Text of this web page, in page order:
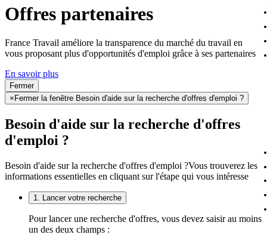
Offres partenaires
France Travail améliore la transparence du marché du travail en
vous proposant plus d'opportunités d'emploi grâce à ses partenaires
En savoir plus
Fermer
× Fermer la fenêtre Besoin d'aide sur la recherche d'offres d'emploi ?
Besoin d'aide sur la recherche d'offres
d'emploi ?
Besoin d'aide sur la recherche d'offres d'emploi ?Vous trouverez les
informations essentielles en cliquant sur l'étape qui vous intéresse
1. Lancer votre recherche
Pour lancer une recherche d'offres, vous devez saisir au moins
un des deux champs :